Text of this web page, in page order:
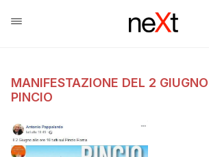
MANIFESTAZIONE DEL 2
PINCIO